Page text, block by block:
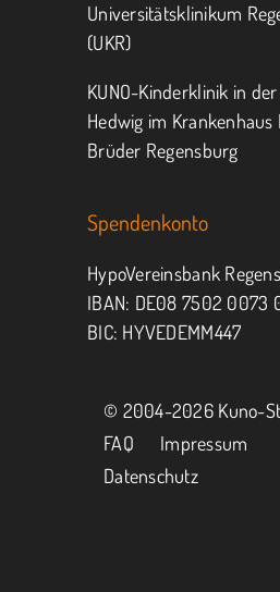
Universitätsklinikum
(UKR)
KUNO-Kinderklinik in
Hedwig im
Brüder Regensburg
Spendenkonto
HypoVereinsbank
IBAN: DE08 7502 0073
BIC: HYVEDEMM447
© 2004-2026 Kuno-
FAQ
Impressum
Datenschutz